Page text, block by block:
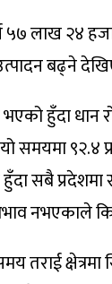
लाख २४
बढ्ने
हुँदा धान
९२.४
सबै
नभएकाले
क्षेत्रमा